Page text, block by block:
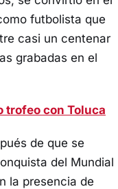
futbolista que
casi un centenar
grabadas en el
trofeo con Toluca
de que se
del Mundial
la presencia de